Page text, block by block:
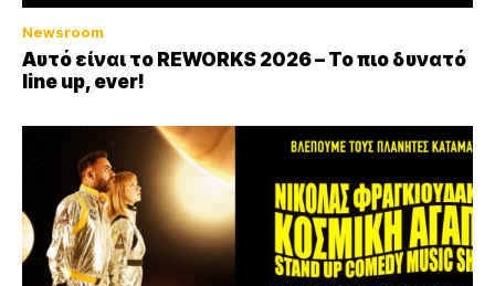
Newsroom
Αυτό είναι το REWORKS 2026 – Το πιο δυνατό
line up, ever!